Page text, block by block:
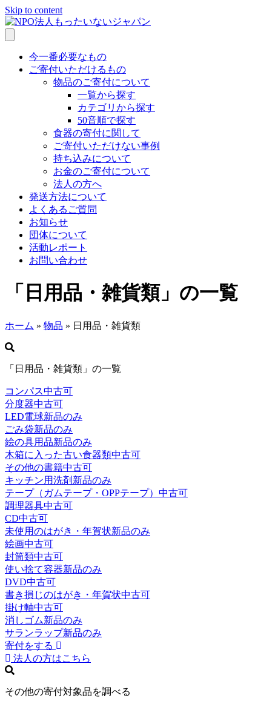
Skip to content
今一番必要なもの
ご寄付いただけるもの
物品のご寄付について
一覧から探す
カテゴリから探す
50音順で探す
食器の寄付に関して
ご寄付いただけない事例
持ち込みについて
お金のご寄付について
法人の方へ
発送方法について
よくあるご質問
お知らせ
団体について
活動レポート
お問い合わせ
「日用品・雑貨類」の一覧
ホーム » 物品 » 日用品・雑貨類
「日用品・雑貨類」の一覧
コンパス中古可
分度器中古可
LED電球新品のみ
ごみ袋新品のみ
絵の具用品新品のみ
木箱に入った古い食器類中古可
その他の書籍中古可
キッチン用洗剤 新品のみ
テープ（ガムテープ・OPPテープ） 中古可
調理器具中古可
CD中古可
未使用のはがき・年賀状新品のみ
絵画中古可
封筒類中古可
使い捨て容器新品のみ
DVD中古可
書き損じのはがき・年賀状中古可
掛け軸中古可
消しゴム新品のみ
サランラップ新品のみ
寄付をする
法人の方はこちら
その他の寄付対象品を調べる